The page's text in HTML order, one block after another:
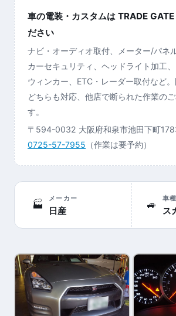
車の電装・カスタムは TRADE GATE
ださい
ナビ・オーディオ取付、メーター/パネ
カーセキュリティ、ヘッドライト加工
ウィンカー、ETC・レーダー取付など
どちらも対応、他店で断られた作業の
す。
〒594-0032 大阪府和泉市池田下町
0725-57-7955 （作業は要予約）
🏭
メーカー
日産
🚙
車
ス